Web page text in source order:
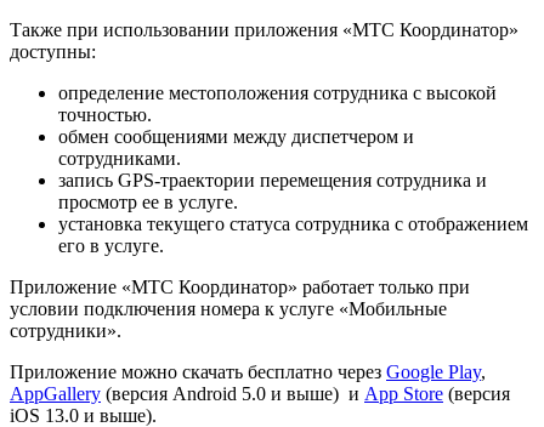
Также при использовании приложения «МТС Координатор»
доступны:
определение местоположения сотрудника с высокой
точностью.
обмен сообщениями между диспетчером и
сотрудниками.
запись GPS-траектории перемещения сотрудника и
просмотр ее в услуге.
установка текущего статуса сотрудника с отображением
его в услуге.
Приложение «МТС Координатор» работает только при
условии подключения номера к услуге «Мобильные
сотрудники».
Приложение можно скачать бесплатно через Google Play,
AppGallery (версия Android 5.0 и выше) и App Store (версия
iOS 13.0 и выше).